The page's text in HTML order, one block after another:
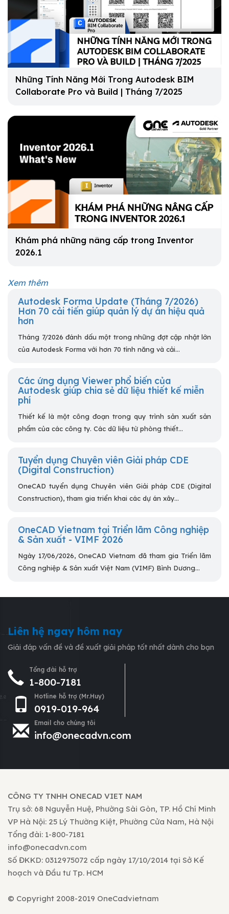
Những Tính Năng Mới Trong Autodesk BIM
Collaborate Pro và Build | Tháng 7/2025
Khám phá những nâng cấp trong Inventor
2026.1
Xem thêm
Autodesk Forma Update (Tháng 7/2026)
Hơn 70 cải tiến giúp quản lý dự án hiệu quả
hơn
Tháng 7/2026 đánh dấu một trong những đợt cập nhật lớn
của Autodesk Forma với hơn 70 tính năng và cải...
Các ứng dụng Viewer phổ biến của
Autodesk giúp chia sẻ dữ liệu thiết kế miễn
phí
Thiết kế là một công đoạn trong quy trình sản xuất sản
phẩm của các công ty. Các dữ liệu từ phòng thiết...
Tuyển dụng Chuyên viên Giải pháp CDE
(Digital Construction)
OneCAD tuyển dụng Chuyên viên Giải pháp CDE (Digital
Construction), tham gia triển khai các dự án xây...
OneCAD Vietnam tại Triển lãm Công nghiệp
& Sản xuất - VIMF 2026
Ngày 17/06/2026, OneCAD Vietnam đã tham gia Triển lãm
Công nghiệp & Sản xuất Việt Nam (VIMF) Bình Dương...
Liên hệ ngay hôm nay
Giải đáp vấn đề và đề xuất giải pháp tốt nhất dành cho bạn
Tổng đài hỗ trợ
1-800-7181
Hotline hỗ trợ (Mr.Huy)
0919-019-964
Email cho chúng tôi
info@onecadvn.com
CÔNG TY TNHH ONECAD VIET NAM
Trụ sở: 68 Nguyễn Huệ, Phường Sài Gòn, TP. Hồ Chí Minh
VP Hà Nội: 25 Lý Thường Kiệt, Phường Cửa Nam, Hà Nội
Tổng đài: 1-800-7181
info@onecadvn.com
Số ĐKKD: 0312975072 cấp ngày 17/10/2014 tại Sở Kế
hoạch và Đầu tư Tp. HCM
© Copyright 2008-2019 OneCadvietnam